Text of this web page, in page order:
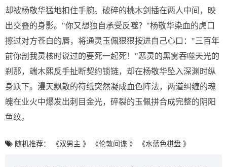
却被杨敬华猛地扣住手腕。破碎的桃木剑插在两人中间，映
出交叠的身影。"你又想独自承受反噬？"杨敬华染血的虎口
擦过对方苍白的唇，将通灵玉佩狠狠按进自己心口："三百年
前你剖我灵核时说过的要死一起死！"恶灵的黑雾吞噬天光的
刹那，端木熙反手扯断契约锁链，却在杨敬华坠入深渊时纵
身跃下。漫天飘散的符纸突然凝成血色阵法，两道纠缠的魂
魄在业火中爆发出刺目金光，碎裂的玉佩拼合成完整的阴阳
鱼纹。
随机推荐： 《双男主 》 《伦敦间谍 》 《水蓝色棋盘 》